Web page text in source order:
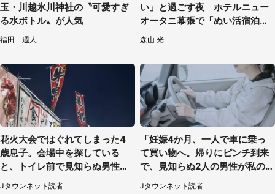
玉・川越氷川神社の〝可愛すぎ
る水ボトル〟が人気
福田 週人
い」と過ごす夜 ホテルニュー
オータニ幕張で「ぬい活宿泊プ
ラン」開始【8／8～3／31】
森山 光
花火大会ではぐれてしまった4
歳息子。会場中を探している
と、トイレ前で見知らぬ男性に
（東京都・女性）
Jタウンネット読者
「妊娠4か月、一人で車に乗っ
て買い物へ。帰りにピンチ到来
で、見知らぬ2人の男性が私の車
を...」（30代女性）
Jタウンネット読者